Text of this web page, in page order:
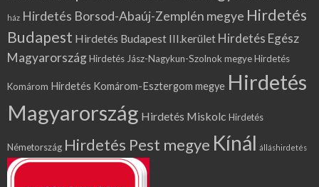
ház Hirdetés Borsod-Abaúj-Zemplén megye Hirdetés
Budapest Hirdetés Budapest III.kerület Hirdetés Egész
MagyarországHirdetés Jász-Nagykun-Szolnok megyeHirdetés
Komárom Hirdetés Komárom-Esztergom megye Hirdetés
Magyarország Hirdetés Miskolc Hirdetés
Németország Hirdetés Pest megye Kínál álláshirdetés